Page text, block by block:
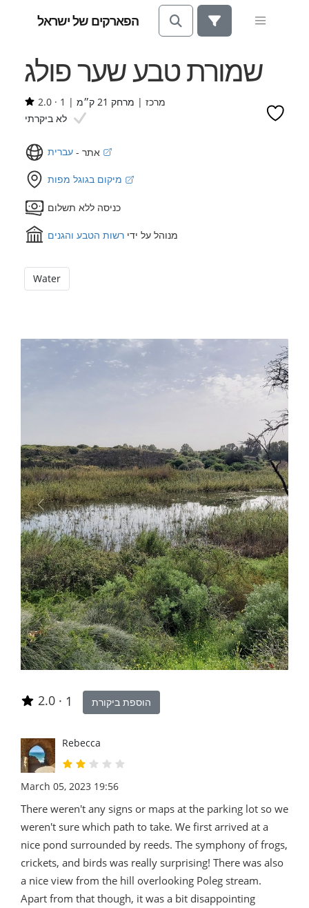
הפארקים של ישראל
שמורת טבע שער פולג
2.0 · 1 | מרכז | מרחק 21 ק״מ
לא ביקרתי
אתר -
כניסה ללא תשלום
מנוהל על ידי רשות הטבע והגנים
Water
Previous Next
2.0 · 1 הוספת ביקורת
Rebecca
March 05, 2023 19:56
There weren't any signs or maps at the parking lot so we
weren't sure which path to take. We first arrived at a
nice pond surrounded by reeds. The symphony of frogs,
crickets, and birds was really surprising! There was also
a nice view from the hill overlooking Poleg stream.
Apart from that though, it was a bit disappointing